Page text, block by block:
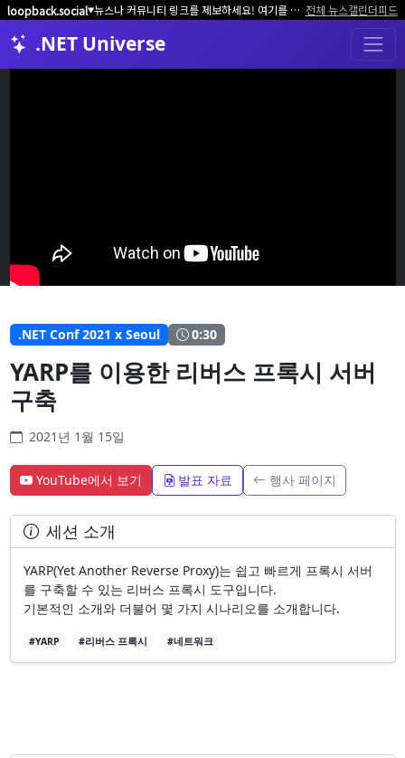
loopback.social▼ 뉴스나 커뮤니티 링크를 제보하세요! 여기를 클릭해서 알려주세요. 전체 뉴스캘린더피드
.NET Universe
.NET Conf 2021 x Seoul 0:30
YARP를 이용한 리버스 프록시 서버
구축
2021년 1월 15일
YouTube에서 보기 발표 자료 행사 페이지
세션 소개
YARP(Yet Another Reverse Proxy)는 쉽고 빠르게 프록시 서버
를 구축할 수 있는 리버스 프록시 도구입니다.
기본적인 소개와 더불어 몇 가지 시나리오를 소개합니다.
#YARP #리버스 프록시 #네트워크